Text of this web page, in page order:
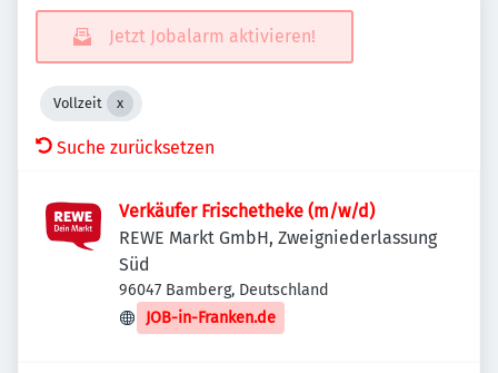
Jetzt Jobalarm aktivieren!
Vollzeit
Suche zurücksetzen
Verkäufer Frischetheke (m/w/d)
REWE Markt GmbH, Zweigniederlassung
Süd
96047 Bamberg, Deutschland
JOB-in-Franken.de